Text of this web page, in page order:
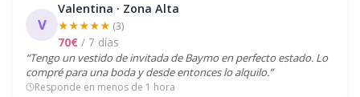
V
Valentina · Zona Alta
★★★★★ (3)
70€ / 7 días
“Tengo un vestido de invitada de Baymo en perfecto estado. Lo
compré para una boda y desde entonces lo alquilo.”
Responde en menos de 1 hora